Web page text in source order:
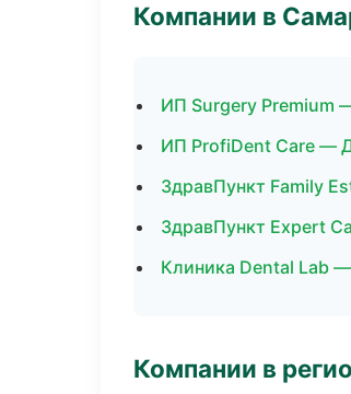
Компании в
ИП Surgery Premium
ИП ProfiDent Care —
ЗдравПункт Family
ЗдравПункт Expert
Клиника Dental Lab
Компании в